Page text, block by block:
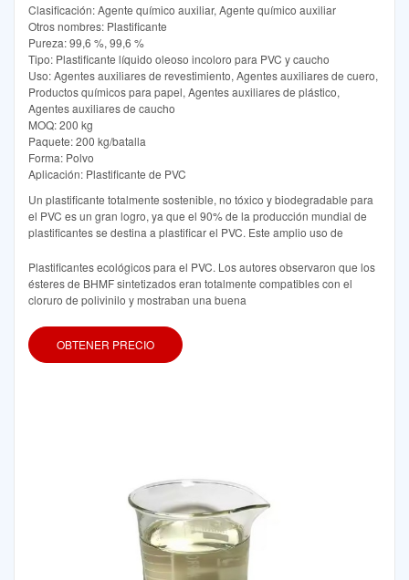
Clasificación: Agente químico auxiliar, Agente químico auxiliar
Otros nombres: Plastificante
Pureza: 99,6 %, 99,6 %
Tipo: Plastificante líquido oleoso incoloro para PVC y caucho
Uso: Agentes auxiliares de revestimiento, Agentes auxiliares de cuero,
Productos químicos para papel, Agentes auxiliares de plástico,
Agentes auxiliares de caucho
MOQ: 200 kg
Paquete: 200 kg/batalla
Forma: Polvo
Aplicación: Plastificante de PVC
Un plastificante totalmente sostenible, no tóxico y biodegradable para
el PVC es un gran logro, ya que el 90% de la producción mundial de
plastificantes se destina a plastificar el PVC. Este amplio uso de
Plastificantes ecológicos para el PVC. Los autores observaron que los
ésteres de BHMF sintetizados eran totalmente compatibles con el
cloruro de polivinilo y mostraban una buena
OBTENER PRECIO